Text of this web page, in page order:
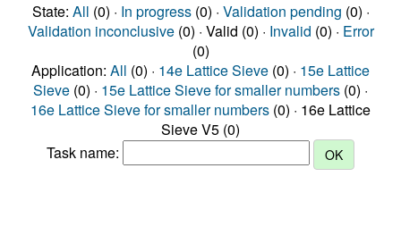
State: All (0) · In progress(0) · Validation pending (0) ·
Validation inconclusive(0) · Valid (0) · Invalid (0) · Error
(0)
Application: All (0) · 14e Lattice Sieve (0) · 15e Lattice
Sieve (0) · 15e Lattice Sieve for smaller numbers (0) ·
16e Lattice Sieve for smaller numbers (0) · 16e Lattice
Sieve V5 (0)
Task name: